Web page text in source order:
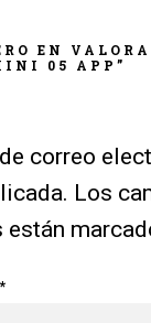
EN
05 APP”
correo
Los
*